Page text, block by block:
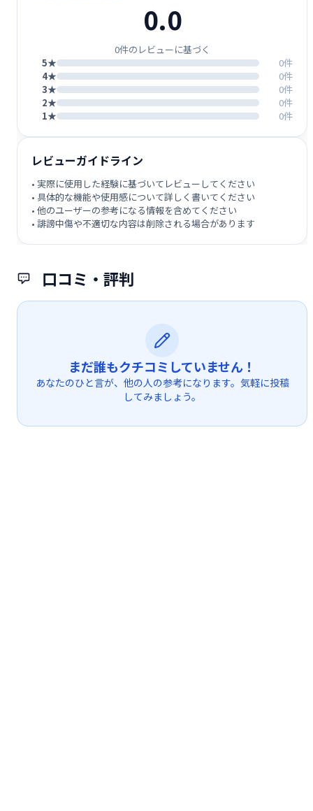
口コミ・評判
まだ誰もクチコミしていません！
あなたのひと言が、他の人の参考になります。気軽に投稿
してみましょう。
0.0
0件のレビューに基づく
5★
0件
4★
0件
3★
0件
2★
0件
1★
0件
レビューガイドライン
• 実際に使用した経験に基づいてレビューしてください
• 具体的な機能や使用感について詳しく書いてください
• 他のユーザーの参考になる情報を含めてください
• 誹謗中傷や不適切な内容は削除される場合があります